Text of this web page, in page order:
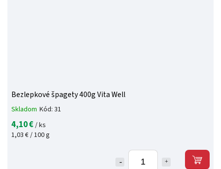
Bezlepkové špagety 400g Vita Well
Skladom Kód: 31
4,10 €/ ks
1,03 € / 100 g